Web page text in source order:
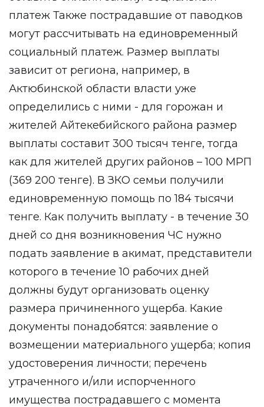
платеж Также пострадавшие от паводков
могут рассчитывать на единовременный
социальный платеж. Размер выплаты
зависит от региона, например, в
Актюбинской области власти уже
определились с ними - для горожан и
жителей Айтекебийского района размер
выплаты составит 300 тысяч тенге, тогда
как для жителей других районов – 100 МРП
(369 200 тенге). В ЗКО семьи получили
единовременную помощь по 184 тысячи
тенге. Как получить выплату - в течение 30
дней со дня возникновения ЧС нужно
подать заявление в акимат, представители
которого в течение 10 рабочих дней
должны будут организовать оценку
размера причиненного ущерба. Какие
документы понадобятся: заявление о
возмещении материального ущерба; копия
удостоверения личности; перечень
утраченного и/или испорченного
имущества пострадавшего с момента